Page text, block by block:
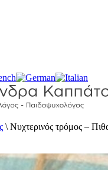
\ Nυχτερινός τρόμος –